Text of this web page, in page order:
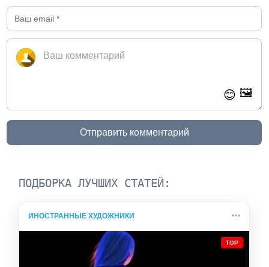
😊 🖼️
Отправить комментарий
ПОДБОРКА ЛУЧШИХ СТАТЕЙ:
ИНОСТРАННЫЕ ХУДОЖНИКИ
TOP